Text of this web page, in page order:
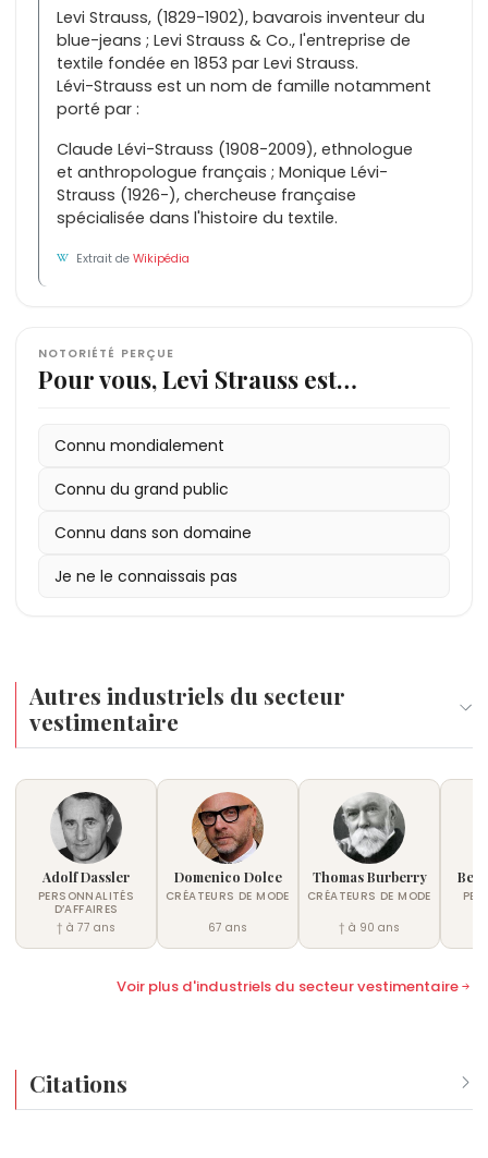
Levi Strauss, (1829-1902), bavarois inventeur du
blue-jeans ; Levi Strauss & Co., l'entreprise de
textile fondée en 1853 par Levi Strauss.
Lévi-Strauss est un nom de famille notamment
porté par :
Claude Lévi-Strauss (1908-2009), ethnologue
et anthropologue français ; Monique Lévi-
Strauss (1926-), chercheuse française
spécialisée dans l'histoire du textile.
Extrait deWikipédia
NOTORIÉTÉ PERÇUE
Pour vous, Levi Strauss est…
Connu mondialement
Connu du grand public
Connu dans son domaine
Je ne le connaissais pas
Autres industriels du secteur
vestimentaire
Adolf Dassler
PERSONNALITÉS
D’AFFAIRES
† à 77 ans
Domenico Dolce
CRÉATEURS DE MODE
67 ans
Thomas Burberry
CRÉATEURS DE MODE
† à 90 ans
Voir plus d'industriels du secteur vestimentaire
Citations